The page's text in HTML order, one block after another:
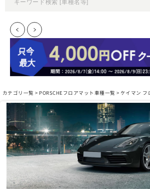
カテゴリ一覧 > PORSCHEフロアマット車種一覧 > ケイマン フ